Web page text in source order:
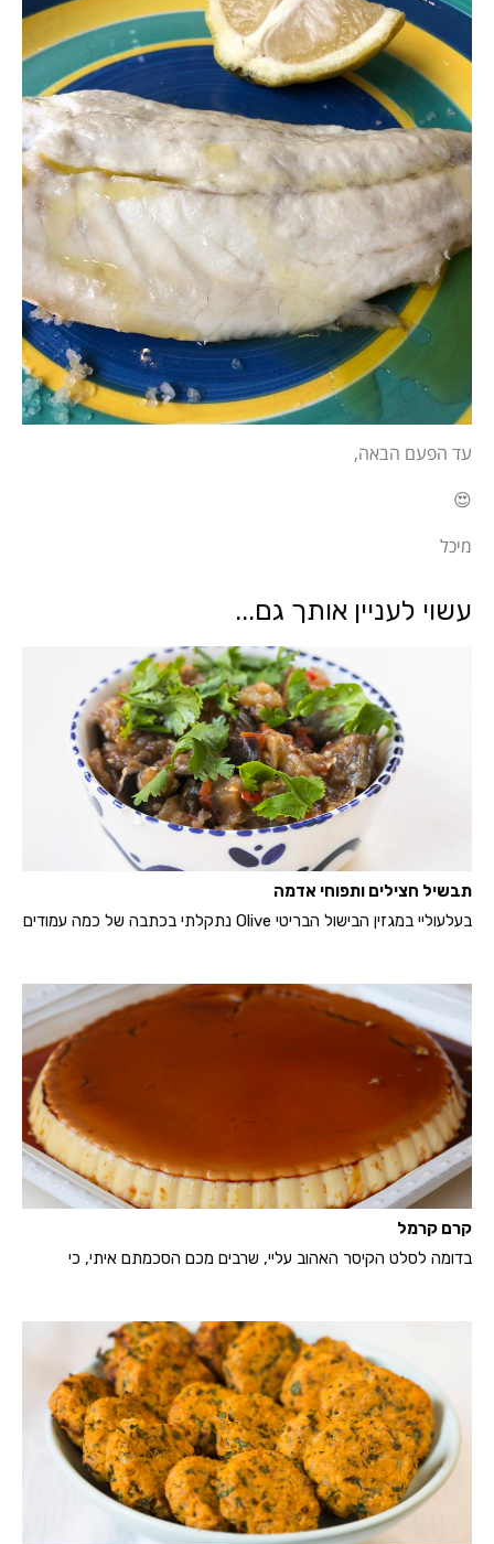
עד הפעם הבאה,
😍
מיכל
עשוי לעניין אותך גם...
תבשיל חצילים ותפוחי אדמה
בעלעוליי במגזין הבישול הבריטי Olive נתקלתי בכתבה של כמה עמודים
קרם קרמל
בדומה לסלט הקיסר האהוב עליי, שרבים מכם הסכמתם איתי, כי